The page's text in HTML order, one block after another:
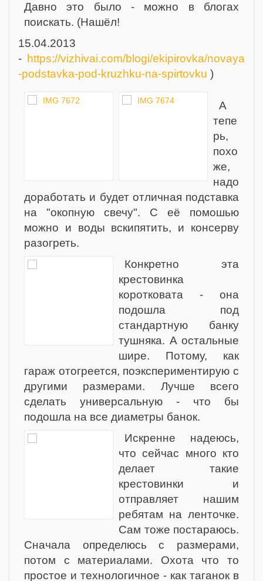
Давно это было - можно в блогах
поискать. (Нашёл!
15.04.2013
- https://vizhivai.com/blogi/ekipirovka/novaya
-podstavka-pod-kruzhku-na-spirtovku )
А
тепе
рь,
похо
же,
надо
доработать и будет отличная подставка
на "окопную свечу". С её помошью
можно и воды вскипятить, и консерву
разогреть.
Конкретно эта
крестовинка
коротковата - она
подошла под
стандартную банку
тушняка. А остальные
шире. Потому, как
гараж отогреется, поэкспериментирую с
другими размерами. Лучше всего
сделать универсальную - что бы
подошла на все диаметры банок.
Искренне надеюсь,
что сейчас много кто
делает такие
крестовинки и
отправляет нашим
ребятам на ленточке.
Сам тоже постараюсь.
Сначала определюсь с размерами,
потом с материалами. Охота что то
простое и технологичное - как таганок в